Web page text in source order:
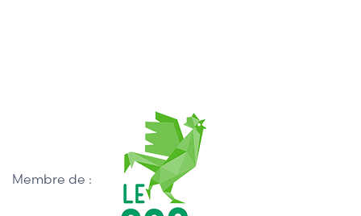
Membre de :